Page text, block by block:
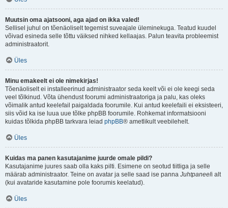
Muutsin oma ajatsooni, aga ajad on ikka valed!
Sellisel juhul on tõenäoliselt tegemist suveajale üleminekuga. Teatud kuudel
võivad esineda selle tõttu väiksed nihked kellaajas. Palun teavita probleemist
administraatorit.
Üles
Minu emakeelt ei ole nimekirjas!
Tõenäoliselt ei installeerinud administraator seda keelt või ei ole keegi seda
veel tõlkinud. Võta ühendust foorumi administraatoriga ja palu, kas oleks
võimalik antud keelefail paigaldada foorumile. Kui antud keelefaili ei eksisteeri,
siis võid ka ise luua uue tõlke phpBB foorumile. Rohkemat informatsiooni
kuidas tõlkida phpBB tarkvara leiad phpBB® ametlikult veebilehelt.
Üles
Kuidas ma panen kasutajanime juurde omale pildi?
Kasutajanime juures saab olla kaks pilti. Esimene on seotud tiitliga ja selle
määrab administraator. Teine on avatar ja selle saad ise panna Juhtpaneeli alt
(kui avataride kasutamine pole foorumis keelatud).
Üles